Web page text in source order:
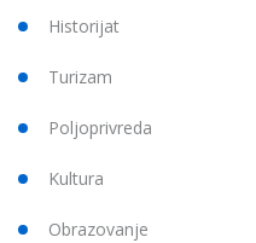
Historijat
Turizam
Poljoprivreda
Kultura
Obrazovanje